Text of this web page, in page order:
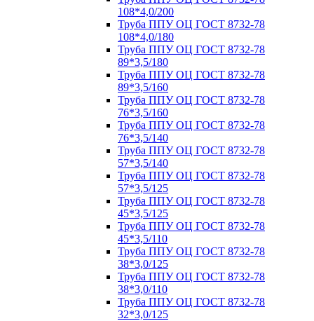
108*4,0/200
Труба ППУ ОЦ ГОСТ 8732-78
108*4,0/180
Труба ППУ ОЦ ГОСТ 8732-78
89*3,5/180
Труба ППУ ОЦ ГОСТ 8732-78
89*3,5/160
Труба ППУ ОЦ ГОСТ 8732-78
76*3,5/160
Труба ППУ ОЦ ГОСТ 8732-78
76*3,5/140
Труба ППУ ОЦ ГОСТ 8732-78
57*3,5/140
Труба ППУ ОЦ ГОСТ 8732-78
57*3,5/125
Труба ППУ ОЦ ГОСТ 8732-78
45*3,5/125
Труба ППУ ОЦ ГОСТ 8732-78
45*3,5/110
Труба ППУ ОЦ ГОСТ 8732-78
38*3,0/125
Труба ППУ ОЦ ГОСТ 8732-78
38*3,0/110
Труба ППУ ОЦ ГОСТ 8732-78
32*3,0/125